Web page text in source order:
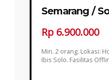
Semarang /
Rp 6.900.000
Min. 2 orang. Lokasi:
Ibis Solo. Fasilitas